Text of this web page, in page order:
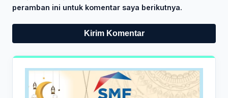
peramban ini untuk komentar saya berikutnya.